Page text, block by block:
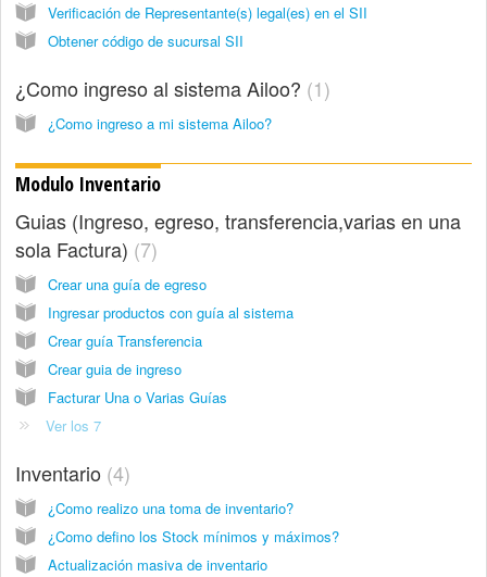
Verificación de Representante(s) legal(es) en el SII
Obtener código de sucursal SII
¿Como ingreso al sistema Ailoo? 1
¿Como ingreso a mi sistema Ailoo?
Modulo Inventario
Guias (Ingreso, egreso, transferencia,varias en una
sola Factura) 7
Crear una guía de egreso
Ingresar productos con guía al sistema
Crear guía Transferencia
Crear guia de ingreso
Facturar Una o Varias Guías
Ver los 7
Inventario 4
¿Como realizo una toma de inventario?
¿Como defino los Stock mínimos y máximos?
Actualización masiva de inventario